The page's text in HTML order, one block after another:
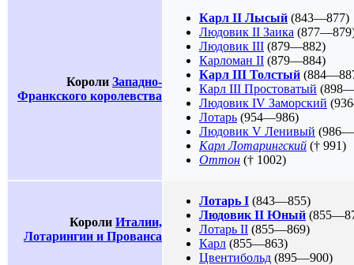
Короли Западно-
Франкского королевства
Карл II Лысый (843—877)
Людовик II Заика
Людовик III (879—882)
Карломан II (879—884)
Карл III Толстый
Карл III Простоватый
Людовик IV Заморский
Лотарь (954—986)
Людовик V Ленивый
Карл Лотарингский († 991)
Оттон († 1002)
Короли Италии,
Лотарингии и Прованса
Лотарь I (843—855)
Людовик II Юный
Лотарь II (855—869)
Карл (855—863)
Цвентибольд (895—900)